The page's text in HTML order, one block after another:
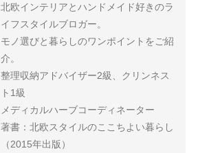
北欧インテリアとハンドメイド好きのラ
イフスタイルブロガー。
モノ選びと暮らしのワンポイントをご紹
介。
整理収納アドバイザー2級、クリンネス
ト1級
メディカルハーブコーディネーター
著書：北欧スタイルのここちよい暮らし
（2015年出版）